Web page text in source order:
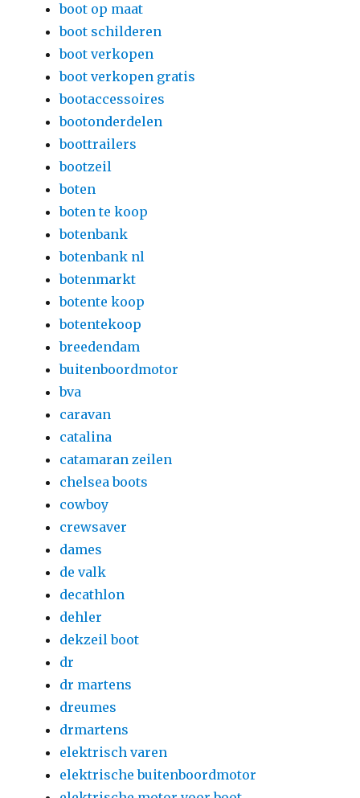
boot op maat
boot schilderen
boot verkopen
boot verkopen gratis
bootaccessoires
bootonderdelen
boottrailers
bootzeil
boten
boten te koop
botenbank
botenbank nl
botenmarkt
botente koop
botentekoop
breedendam
buitenboordmotor
bva
caravan
catalina
catamaran zeilen
chelsea boots
cowboy
crewsaver
dames
de valk
decathlon
dehler
dekzeil boot
dr
dr martens
dreumes
drmartens
elektrisch varen
elektrische buitenboordmotor